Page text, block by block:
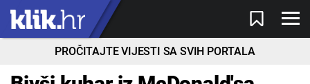
PROČITAJTE VIJESTI SA SVIH PORTALA